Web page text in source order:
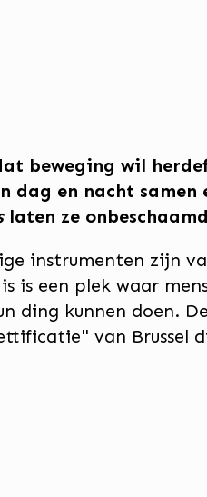
beweging wil
en nacht samen
laten ze
instrumenten zijn
is een plek waar
ding kunnen doen.
van Brussel